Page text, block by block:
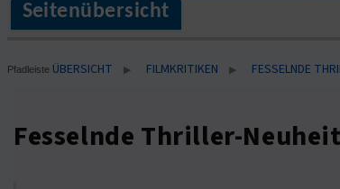
Seitenübersicht
Pfadleiste ÜBERSICHT ▶ FILMKRITIKEN ▶ FESSELNDE
Fesselnde Thriller-